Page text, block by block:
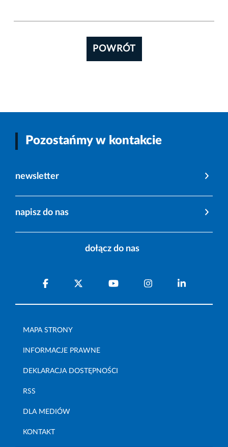
POWRÓT
Pozostańmy w kontakcie
newsletter
napisz do nas
dołącz do nas
MAPA STRONY
INFORMACJE PRAWNE
DEKLARACJA DOSTĘPNOŚCI
RSS
DLA MEDIÓW
KONTAKT